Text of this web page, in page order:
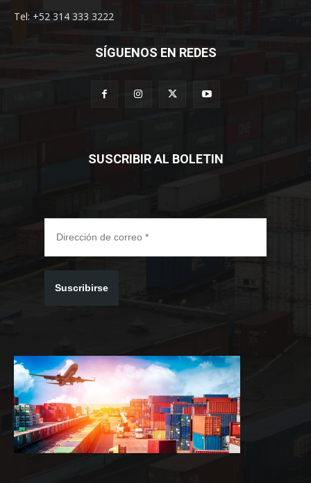
Tel: +52 314 333 3222
SÍGUENOS EN REDES
SUSCRIBIR AL BOLETIN
Suscribirse